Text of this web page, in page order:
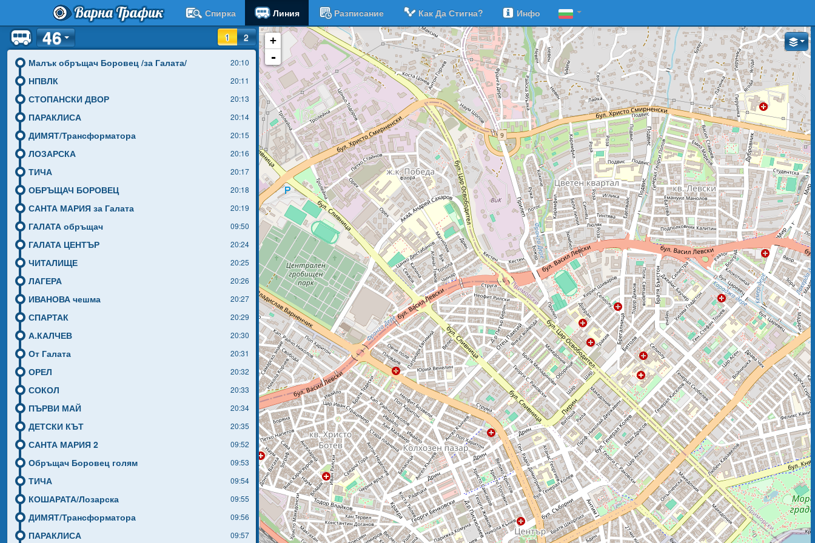
Варна Трафик Спирка Линия Разписание Как Да Стигна?
Инфо
1
2
46
Малък обръщач Боровец /за Галата/ 20:10
НПВЛК 20:11
СТОПАНСКИ ДВОР 20:13
ПАРАКЛИСА 20:14
ДИМЯТ/Трансформатора 20:15
ЛОЗАРСКА 20:16
ТИЧА 20:17
ОБРЪЩАЧ БОРОВЕЦ 20:18
САНТА МАРИЯ за Галата 20:19
ГАЛАТА обръщач 09:50
ГАЛАТА ЦЕНТЪР 20:24
ЧИТАЛИЩЕ 20:25
ЛАГЕРА 20:26
ИВАНОВА чешма 20:27
СПАРТАК 20:29
А.КАЛЧЕВ 20:30
От Галата 20:31
ОРЕЛ 20:32
СОКОЛ 20:33
ПЪРВИ МАЙ 20:34
ДЕТСКИ КЪТ 20:35
САНТА МАРИЯ 2 09:52
Обръщач Боровец голям 09:53
ТИЧА 09:54
КОШАРАТА/Лозарска 09:55
ДИМЯТ/Трансформатора 09:56
ПАРАКЛИСА 09:57
+
-